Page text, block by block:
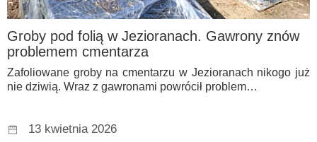
Groby pod folią w Jezioranach. Gawrony znów
problemem cmentarza
Zafoliowane groby na cmentarzu w Jezioranach nikogo już
nie dziwią. Wraz z gawronami powrócił problem…
13 kwietnia 2026